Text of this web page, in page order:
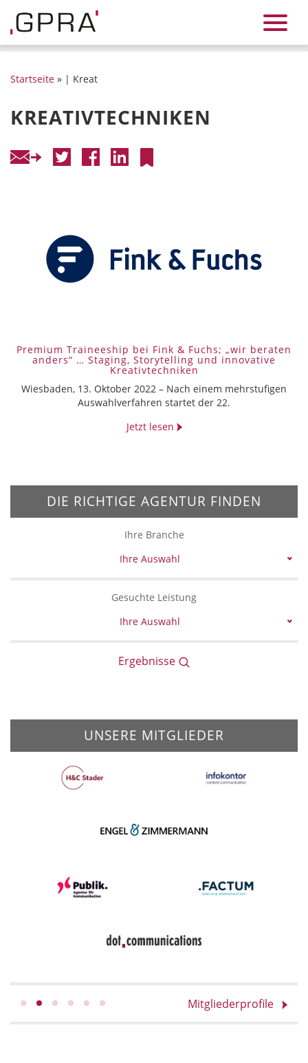
Startseite » | Kreat
KREATIVTECHNIKEN
Premium Traineeship bei Fink & Fuchs; „wir beraten
anders“ … Staging, Storytelling und innovative
Kreativtechniken
Wiesbaden, 13. Oktober 2022 – Nach einem mehrstufigen
Auswahlverfahren startet der 22.
Jetzt lesen
DIE RICHTIGE AGENTUR FINDEN
Ihre Branche
Ihre Auswahl
Gesuchte Leistung
Ihre Auswahl
Ergebnisse
UNSERE MITGLIEDER
Mitgliederprofile